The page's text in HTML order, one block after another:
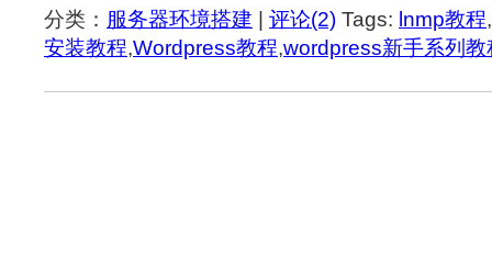
分类： 服务器环境搭建 | 评论(2) Tags: lnmp教程,
安装教程,Wordpress教程,wordpress新手系列教